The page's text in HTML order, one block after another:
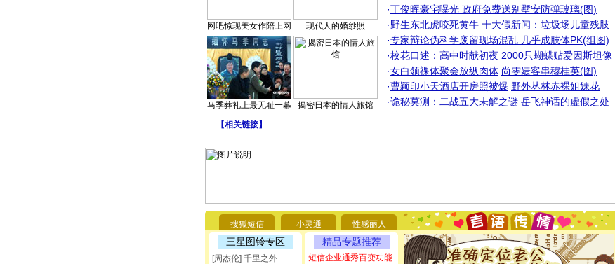
网吧惊现美女作陪上网 现代人的婚纱照
马季葬礼上最无耻一幕 揭密日本的情人旅馆
·丁俊晖豪宅曝光 政府免费送别墅安防弹玻璃(图)
·野生东北虎咬死黄牛 十大假新闻：垃圾场儿童残肢
·专家辩论伪科学废留现场混乱 几乎成肢体PK(组图)
·校花口述：高中时献初夜 2000只蝴蝶贴爱因斯坦像
·女白领祼体聚会放纵肉体 尚雯婕客串穆桂英(图)
·曹颖印小天酒店开房照被爆 野外丛林赤裸姐妹花
·诡秘莫测：二战五大未解之谜 岳飞神话的虚假之处
【相关链接】
搜狐短信 小灵通 性感丽人
三星图铃专区
[周杰伦] 千里之外
精品专题推荐
短信企业通秀百变功能
要平安！千万要知足！千万不要忘记我！
[圣诞节]不只这样的日子才会想起你,而是这样的日子才
能正大光明地骚扰你,告诉你,圣诞要快乐!新年要快乐!天天
都要快乐噢!
[圣诞节]奉上一颗祝福的心,在这个特别的日子里,愿幸福,